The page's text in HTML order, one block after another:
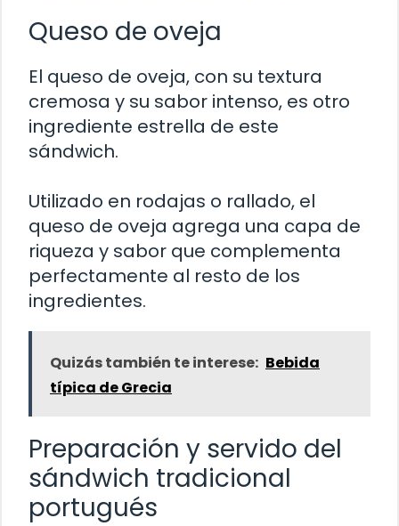
Queso de oveja
El queso de oveja, con su textura
cremosa y su sabor intenso, es otro
ingrediente estrella de este
sándwich.
Utilizado en rodajas o rallado, el
queso de oveja agrega una capa de
riqueza y sabor que complementa
perfectamente al resto de los
ingredientes.
Quizás también te interese: Bebida
típica de Grecia
Preparación y servido del
sándwich tradicional
portugués